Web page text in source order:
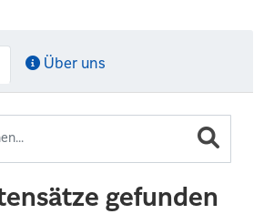
Über uns
gefunden